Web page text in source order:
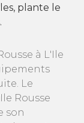
plante le
à L'Ile
Le
Rousse
son